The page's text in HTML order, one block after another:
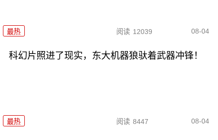
最热 阅读 12039 08-04
科幻片照进了现实，东大机器狼驮着武器冲锋！
最热 阅读 8447 08-04